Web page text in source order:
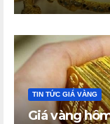
TIN TỨC GIÁ VÀNG
Giá vàng